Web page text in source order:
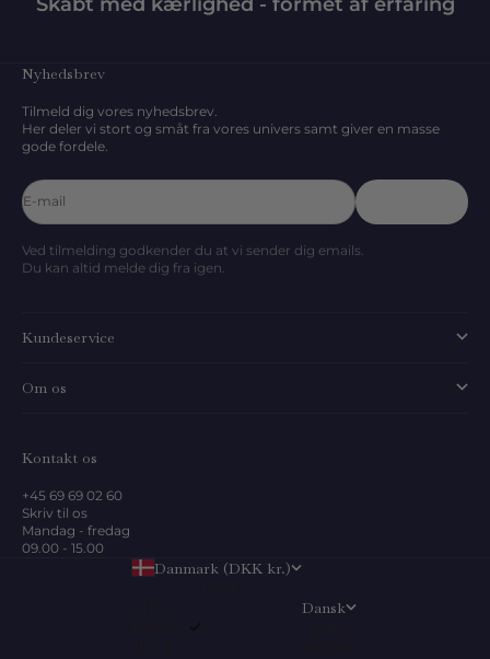
Nyhedsbrev
Tilmeld dig vores nyhedsbrev.
Her deler vi stort og småt fra vores univers samt giver en masse
gode fordele.
E-mail
Ved tilmelding godkender du at vi sender dig emails.
Du kan altid melde dig fra igen.
Kundeservice
Om os
Kontakt os
+45 69 69 02 60
Skriv til os
Mandag - fredag
09.00 - 15.00
Danmark (DKK kr.)
Dansk